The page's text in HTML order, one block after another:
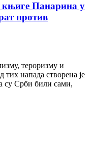
књиге Панарина у
против
тероризму и
тих напада створена је
су Срби били сами,